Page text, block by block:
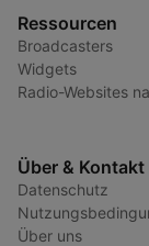
Ressourcen
Broadcasters
Widgets
Radio-Websites
Über & Kontakt
Datenschutz
Über uns